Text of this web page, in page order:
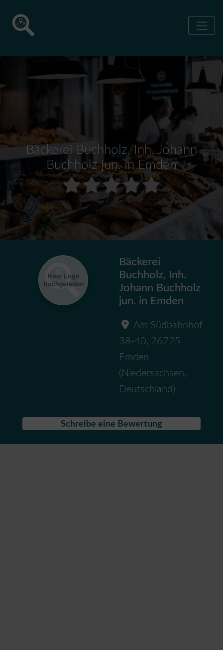
Bäckerei Buchholz, Inh. Johann
Buchholz jun. in Emden
Bäckerei
Buchholz, Inh.
Johann Buchholz
jun. in Emden
Am Südbahnhof
38-40, 26725
Emden
( Niedersachsen,
Deutschland )
Schreibe eine Bewertung